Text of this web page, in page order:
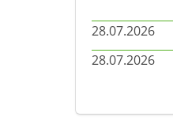
28.07.2026
28.07.2026